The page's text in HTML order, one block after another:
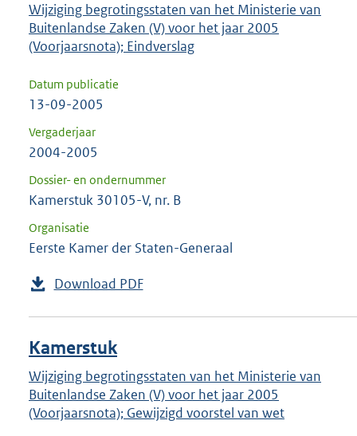
keuze
te
bevestigen.
Wijziging begrotingsstaten van het Ministerie van
Buitenlandse Zaken (V) voor het jaar 2005
(Voorjaarsnota); Eindverslag
Datum publicatie
13-09-2005
Vergaderjaar
2004-2005
Dossier- en ondernummer
Kamerstuk 30105-V, nr. B
Organisatie
Eerste Kamer der Staten-Generaal
Download PDF
Kamerstuk
Wijziging begrotingsstaten van het Ministerie van
Buitenlandse Zaken (V) voor het jaar 2005
(Voorjaarsnota); Gewijzigd voorstel van wet